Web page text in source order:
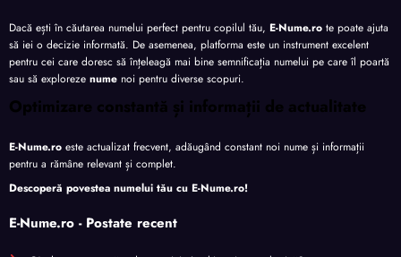
Dacă ești în căutarea numelui perfect pentru copilul tău, E-Nume.ro te poate ajuta
să iei o decizie informată. De asemenea, platforma este un instrument excelent
pentru cei care doresc să înțeleagă mai bine semnificația numelui pe care îl poartă
sau să exploreze nume noi pentru diverse scopuri.
Optimizare constantă și informații de actualitate
E-Nume.ro este actualizat frecvent, adăugând constant noi nume și informații
pentru a rămâne relevant și complet.
Descoperă povestea numelui tău cu E-Nume.ro!
E-Nume.ro - Postate recent